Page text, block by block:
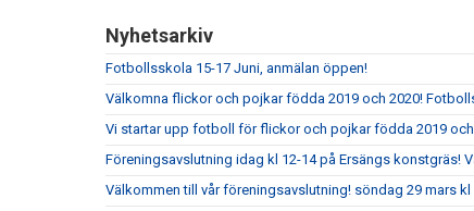
Nyhetsarkiv
Fotbollsskola 15-17 Juni, anmälan öppen!
Välkomna flickor och pojkar födda 2019 och 2020!
Vi startar upp fotboll för flickor och pojkar födda 2019 och
Föreningsavslutning idag kl 12-14 på Ersängs konstgräs!
Välkommen till vår föreningsavslutning! söndag 29 mars